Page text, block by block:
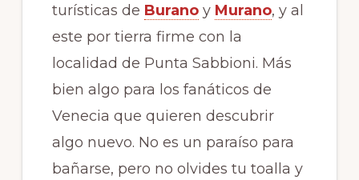
turísticas de Buranoy Murano, y al
este por tierra firme con la
localidad de Punta Sabbioni. Más
bien algo para los fanáticos de
Venecia que quieren descubrir
algo nuevo. No es un paraíso para
bañarse, pero no olvides tu toalla y